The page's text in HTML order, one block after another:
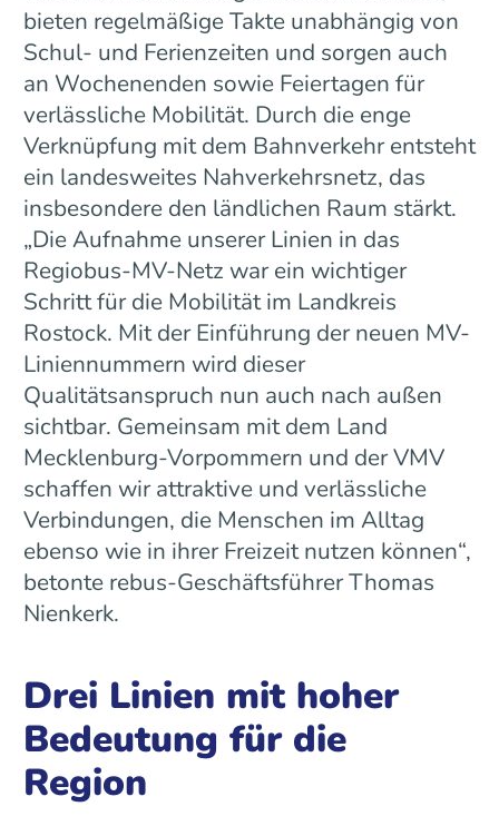
bieten regelmäßige Takte unabhängig von
Schul- und Ferienzeiten und sorgen auch
an Wochenenden sowie Feiertagen für
verlässliche Mobilität. Durch die enge
Verknüpfung mit dem Bahnverkehr entsteht
ein landesweites Nahverkehrsnetz, das
insbesondere den ländlichen Raum stärkt.
„Die Aufnahme unserer Linien in das
Regiobus-MV-Netz war ein wichtiger
Schritt für die Mobilität im Landkreis
Rostock. Mit der Einführung der neuen MV-
Liniennummern wird dieser
Qualitätsanspruch nun auch nach außen
sichtbar. Gemeinsam mit dem Land
Mecklenburg-Vorpommern und der VMV
schaffen wir attraktive und verlässliche
Verbindungen, die Menschen im Alltag
ebenso wie in ihrer Freizeit nutzen können“,
betonte rebus-Geschäftsführer Thomas
Nienkerk.
Drei Linien mit hoher
Bedeutung für die
Region